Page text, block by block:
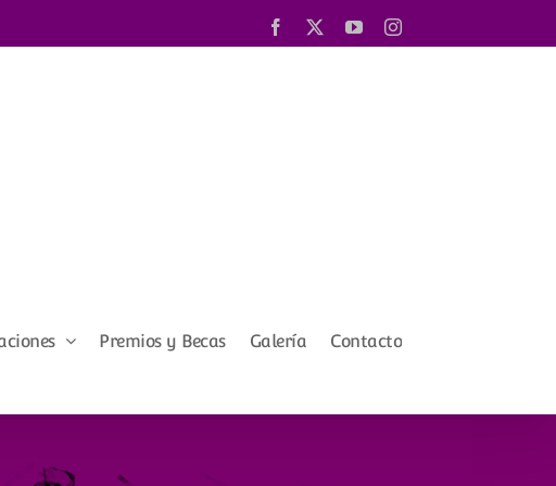
Facebook YouTubeInstagram
Premios y Becas Galería Contacto